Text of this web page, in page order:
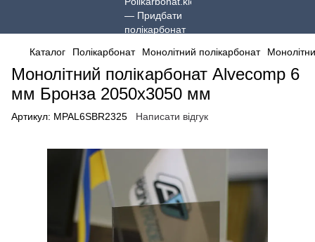
Каталог Полікарбонат Монолітний полікарбонат
Монолітний полікарбонат Alvecomp 6
мм Бронза 2050x3050 мм
Артикул: MPAL6SBR2325 Написати відгук